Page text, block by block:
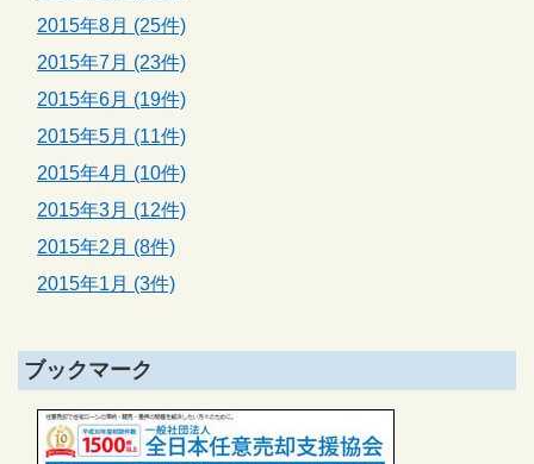
2015年8月 (25件)
2015年7月 (23件)
2015年6月 (19件)
2015年5月 (11件)
2015年4月 (10件)
2015年3月 (12件)
2015年2月 (8件)
2015年1月 (3件)
ブックマーク